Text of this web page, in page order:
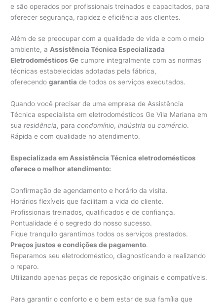
e são operados por profissionais treinados e capacitados, para
oferecer segurança, rapidez e eficiência aos clientes.
Além de se preocupar com a qualidade de vida e com o meio
ambiente, aAssistência Técnica Especializada
Eletrodomésticos Ge cumpre integralmente com as normas
técnicas estabelecidas adotadas pela fábrica,
oferecendogarantia de todos os serviços executados.
Quando você precisar de uma empresa de Assistência
Técnica especialista em eletrodomésticos Ge Vila Mariana em
suaresidência, paracondomínio,indústria oucomércio.
Rápida e com qualidade no atendimento.
Especializada em Assistência Técnica eletrodomésticos
oferece o melhor atendimento:
Confirmação de agendamento e horário da visita.
Horários flexíveis que facilitam a vida do cliente.
Profissionais treinados, qualificados e de confiança.
Pontualidade é o segredo do nosso sucesso.
Fique tranquilo garantimos todos os serviços prestados.
Preços justos e condições de pagamento.
Reparamos seu eletrodoméstico, diagnosticando e realizando
o reparo.
Utilizando apenas peças de reposição originais e compatíveis.
Para garantir o conforto e o bem estar de sua família que